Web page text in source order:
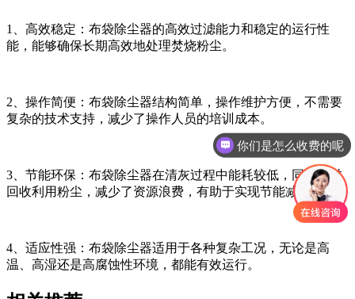
1、高效稳定：布袋除尘器的高效过滤能力和稳定的运行性
能，能够确保长期高效地处理焚烧粉尘。
2、操作简便：布袋除尘器结构简单，操作维护方便，不需要
复杂的技术支持，减少了操作人员的培训成本。
3、节能环保：布袋除尘器在清灰过程中能耗较低，同时通过
回收利用粉尘，减少了资源浪费，有助于实现节能减排。
4、适应性强：布袋除尘器适用于各种复杂工况，无论是高
温、高湿还是高腐蚀性环境，都能有效运行。
你们是怎么收费的呢